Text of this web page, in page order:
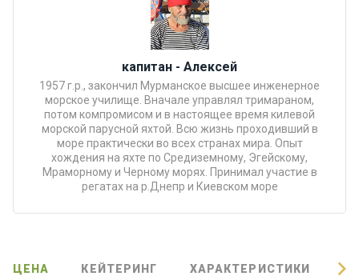
капитан - Алексей
1957 г.р., закончил Мурманское высшее инженерное
морское училище. Вначале управлял тримараном,
потом компромисом и в настоящее время килевой
морской парусной яхтой. Всю жизнь проходивший в
море практически во всех странах мира. Опыт
хождения на яхте по Средиземному, Эгейскому,
Мраморному и Черному морях. Принимал участие в
регатах на р.Днепр и Киевском море
ЦЕНА КЕЙТЕРИНГ ХАРАКТЕРИСТИКИ
Речные
прогулк
Отзывы
Контакт